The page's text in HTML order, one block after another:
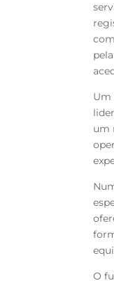
Um
um
O